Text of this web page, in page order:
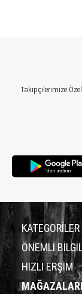
Takipçilerimize
KATEGORİLER
ÖNEMLİ
HIZLI ERŞİM